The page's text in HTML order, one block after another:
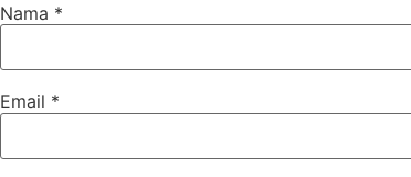
Nama *
Email *